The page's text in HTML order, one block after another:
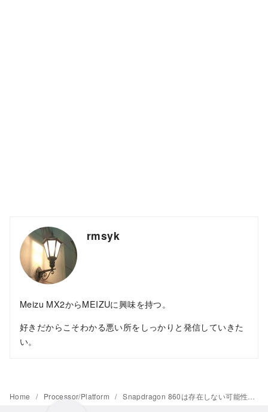
rmsyk
Meizu MX2からMEIZUに興味を持つ。
好きだからこそわかる悪い所をしっかりと発信していきた
い。
Home Processor/Platform Snapdragon 860は存在しない可能性、vivo iQOOのPMやrealme副総裁が明らかに